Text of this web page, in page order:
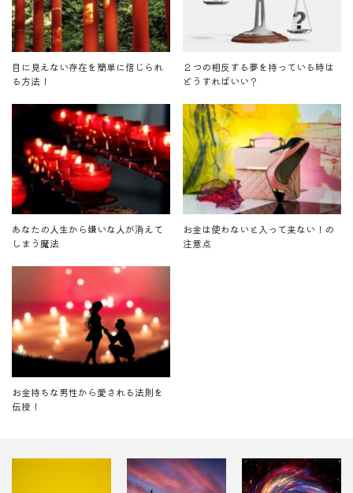
目に見えない存在を簡単に信じられ
る方法！
２つの相反する夢を持っている時は
どうすればいい？
あなたの人生から嫌いな人が消えて
しまう魔法
お金は使わないと入って来ない！の
注意点
お金持ちな男性から愛される法則を
伝授！